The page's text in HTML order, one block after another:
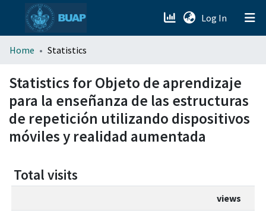
Log In (current)
menu.section.about_menu
All of DSpace
Home Statistics
Statistics for Objeto de aprendizaje
para la enseñanza de las estructuras
de repetición utilizando dispositivos
móviles y realidad aumentada
Total visits
views